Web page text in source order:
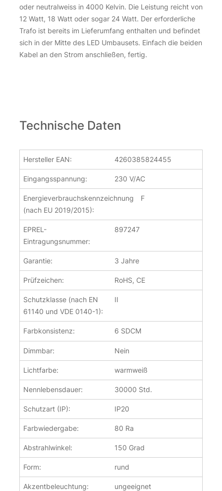
oder neutralweiss in 4000 Kelvin. Die Leistung reicht von
12 Watt, 18 Watt oder sogar 24 Watt. Der erforderliche
Trafo ist bereits im Lieferumfang enthalten und befindet
sich in der Mitte des LED Umbausets. Einfach die beiden
Kabel an den Strom anschließen, fertig.
Technische Daten
Hersteller EAN: 4260385824455
Eingangsspannung: 230 V/AC
Energieverbrauchskennzeichnung
(nach EU 2019/2015):
F
EPREL-
Eintragungsnummer:
897247
Garantie: 3 Jahre
Prüfzeichen: RoHS, CE
Schutzklasse (nach EN
61140 und VDE 0140-1):
II
Farbkonsistenz: 6 SDCM
Dimmbar: Nein
Lichtfarbe: warmweiß
Nennlebensdauer: 30000 Std.
Schutzart (IP): IP20
Farbwiedergabe: 80 Ra
Abstrahlwinkel: 150 Grad
Form: rund
Akzentbeleuchtung: ungeeignet